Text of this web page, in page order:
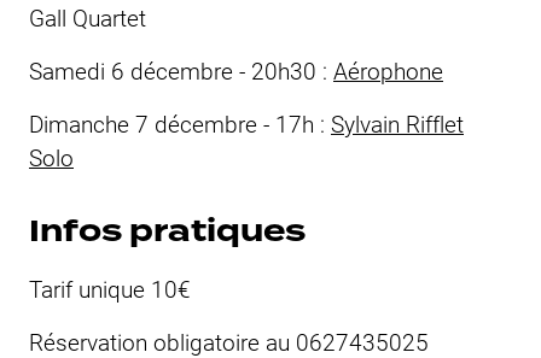
Gall Quartet
Samedi 6 décembre - 20h30 : Aérophone
Dimanche 7 décembre - 17h : Sylvain Rifflet
Solo
Infos pratiques
Tarif unique 10€
Réservation obligatoire au 0627435025